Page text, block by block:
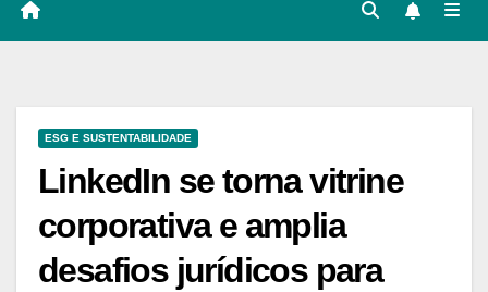
ESG E SUSTENTABILIDADE
LinkedIn se torna vitrine
corporativa e amplia
desafios jurídicos para